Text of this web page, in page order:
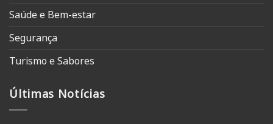
Saúde e Bem-estar
Segurança
Turismo e Sabores
Últimas Notícias